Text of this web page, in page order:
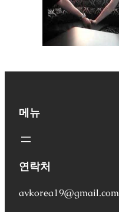
메뉴
연락처
avkorea19@gmail.com